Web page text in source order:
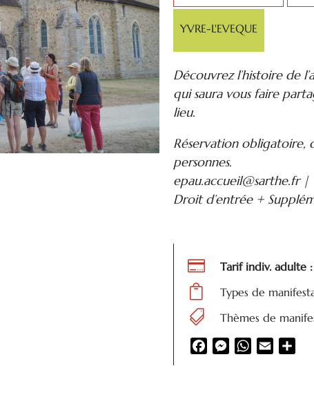
YVRE-L'EVEQUE
Découvrez l’histoire de
qui saura vous faire
lieu.
Réservation obligatoire,
personnes.
epau.accueil@sarthe.fr
Droit d’entrée +
 Tarif indiv. adulte
 Types de
 Thèmes de
FacebookMessenger
WhatsApp
Email